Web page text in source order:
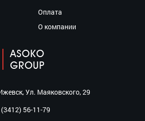
Оплата
О компании
Ул. Маяковского, 29
56-11-79